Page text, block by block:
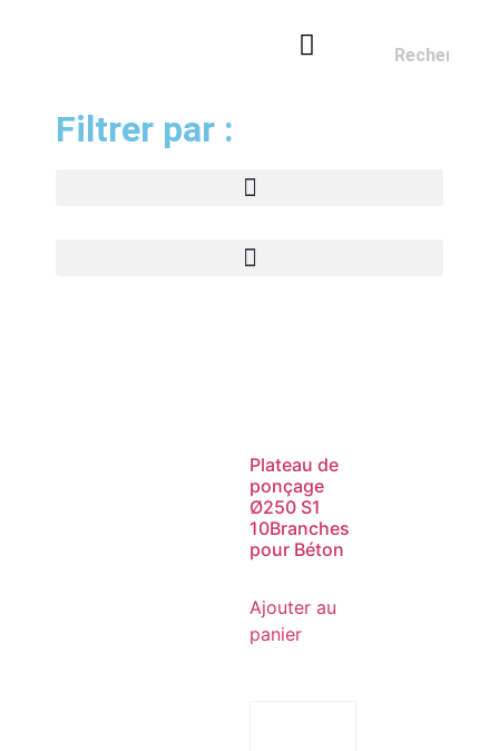
Filtrer par :
Plateau de
ponçage
Ø250 S1
10Branches
pour Béton
Ajouter au
panier